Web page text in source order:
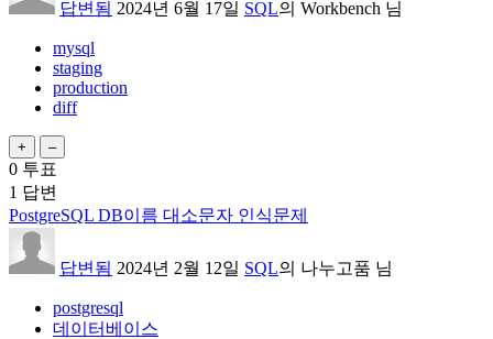
답변됨 2024년 6월 17일 SQL의 Workbench 님
mysql
staging
production
diff
0 투표
1 답변
PostgreSQL DB이름 대소문자 인식문제
답변됨 2024년 2월 12일 SQL의 나누고품 님
postgresql
데이터베이스